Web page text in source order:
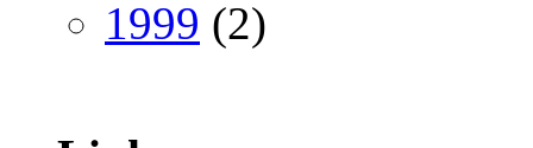
1999 (2)